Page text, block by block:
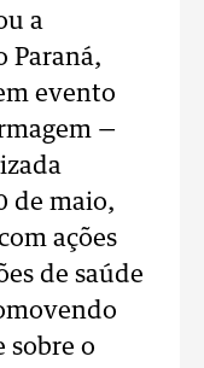
a
Paraná,
evento
—
de maio,
ações
de saúde
sobre o